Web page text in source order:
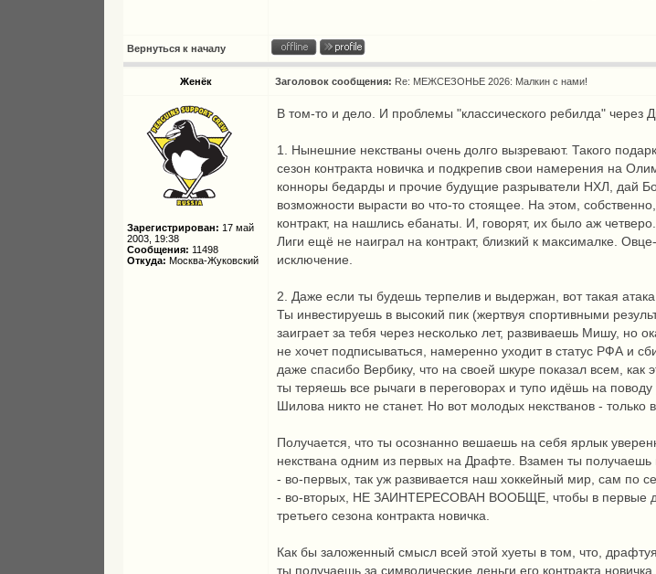
Вернуться к началу
Женёк Заголовок сообщения: Re: МЕЖСЕЗОНЬЕ 2026: Малкин с нами!
Зарегистрирован: 17 май
2003, 19:38
Сообщения: 11498
Откуда: Москва-Жуковский
В том-то и дело. И проблемы "классического ребилда" через
1. Нынешние некстваны очень долго вызревают. Такого
сезон контракта новичка и подкрепив свои намерения на
конноры бедарды и прочие будущие разрыватели НХЛ, дай
возможности вырасти во что-то стоящее. На этом,
контракт, на нашлись ебанаты. И, говорят, их было аж
Лиги ещё не наиграл на контракт, близкий к максималке.
исключение.
2. Даже если ты будешь терпелив и выдержан, вот такая
Ты инвестируешь в высокий пик (жертвуя спортивными
заиграет за тебя через несколько лет, развиваешь Мишу, но
не хочет подписываться, намеренно уходит в статус РФА и
даже спасибо Вербику, что на своей шкуре показал всем, как
ты теряешь все рычаги в переговорах и тупо идёшь на
Шилова никто не станет. Но вот молодых некстванов - только в
Получается, что ты осознанно вешаешь на себя ярлык
некствана одним из первых на Драфте. Взамен ты получаешь
- во-первых, так уж развивается наш хоккейный мир, сам по
- во-вторых, НЕ ЗАИНТЕРЕСОВАН ВООБЩЕ, чтобы в первые два
третьего сезона контракта новичка.
Как бы заложенный смысл всей этой хуеты в том, что,
ты получаешь за символические деньги его контракта